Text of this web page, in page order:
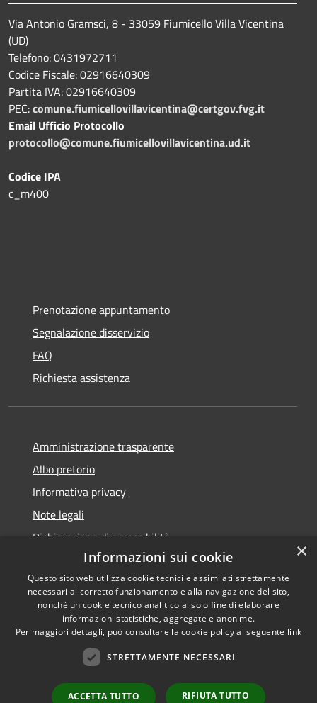
Via Antonio Gramsci, 8 - 33059 Fiumicello Villa Vicentina
(UD)
Telefono: 0431972711
Codice Fiscale: 02916640309
Partita IVA: 02916640309
PEC:comune.fiumicellovillavicentina@certgov.fvg.it
Email Ufficio Protocollo
protocollo@comune.fiumicellovillavicentina.ud.it
Codice IPA
c_m400
Prenotazione appuntamento
Segnalazione disservizio
FAQ
Richiesta assistenza
Amministrazione trasparente
Albo pretorio
Informativa privacy
Note legali
Dichiarazione di accessibilità
Accessibilità
Privacy
Copyright ©
Comune di Fiumicello Villa
×
Informazioni sui cookie
Questo sito web utilizza cookie tecnici e assimilati strettamente
necessari al corretto funzionamento e alla navigazione del sito,
nonché un cookie tecnico analitico al solo fine di elaborare
informazioni statistiche, aggregate e anonime.
Per maggiori dettagli, può consultare la cookie policy al seguente link
STRETTAMENTE NECESSARI
ACCETTA TUTTO RIFIUTA TUTTO